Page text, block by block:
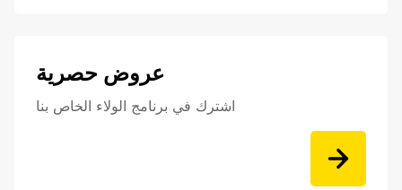
عروض حصرية
اشترك في برنامج الولاء الخاص بنا